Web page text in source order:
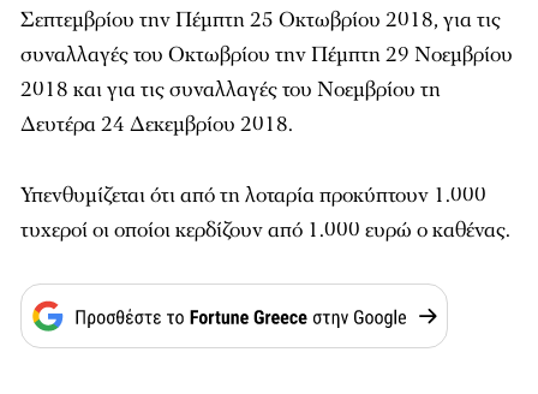
Σεπτεμβρίου την Πέμπτη 25 Οκτωβρίου 2018, για τις
συναλλαγές του Οκτωβρίου την Πέμπτη 29 Νοεμβρίου
2018 και για τις συναλλαγές του Νοεμβρίου τη
Δευτέρα 24 Δεκεμβρίου 2018.
Υπενθυμίζεται ότι από τη λοταρία προκύπτουν 1.000
τυχεροί οι οποίοι κερδίζουν από 1.000 ευρώ ο καθένας.